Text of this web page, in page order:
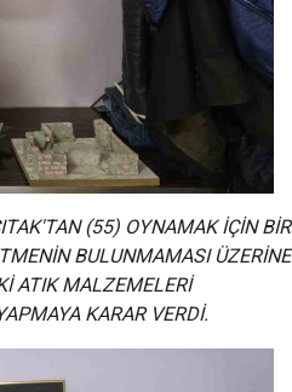
(55) OYNAMAK İÇİN BİR
BULUNMAMASI ÜZERİNE
ATIK MALZEMELERİ
KARAR VERDİ.